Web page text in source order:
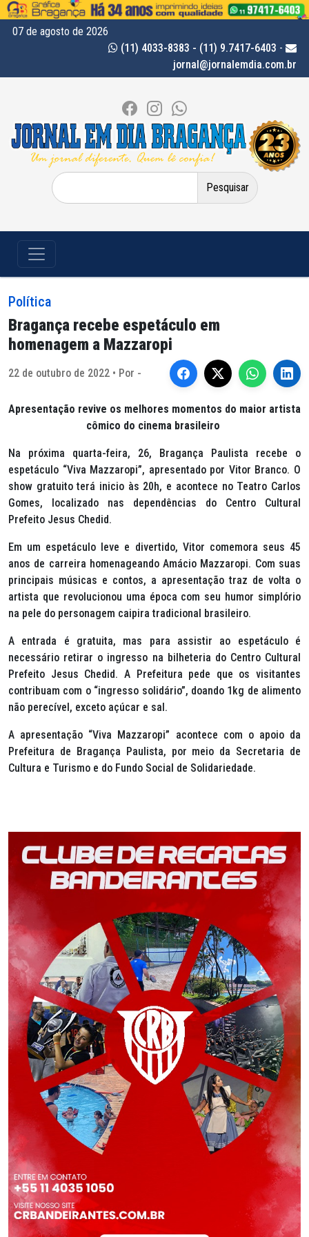
07 de agosto de 2026
(11) 4033-8383 - (11) 9.7417-6403 -
jornal@jornalemdia.com.br
Pesquisar
por:
Política
Bragança recebe espetáculo em
homenagem a Mazzaropi
22 de outubro de 2022 • Por -
Apresentação revive os melhores momentos do maior artista
cômico do cinema brasileiro
Na próxima quarta-feira, 26, Bragança Paulista recebe o
espetáculo “Viva Mazzaropi”, apresentado por Vitor Branco. O
show gratuito terá inicio às 20h, e acontece no Teatro Carlos
Gomes, localizado nas dependências do Centro Cultural
Prefeito Jesus Chedid.
Em um espetáculo leve e divertido, Vitor comemora seus 45
anos de carreira homenageando Amácio Mazzaropi. Com suas
principais músicas e contos, a apresentação traz de volta o
artista que revolucionou uma época com seu humor simplório
na pele do personagem caipira tradicional brasileiro.
A entrada é gratuita, mas para assistir ao espetáculo é
necessário retirar o ingresso na bilheteria do Centro Cultural
Prefeito Jesus Chedid. A Prefeitura pede que os visitantes
contribuam com o “ingresso solidário”, doando 1kg de alimento
não perecível, exceto açúcar e sal.
A apresentação “Viva Mazzaropi” acontece com o apoio da
Prefeitura de Bragança Paulista, por meio da Secretaria de
Cultura e Turismo e do Fundo Social de Solidariedade.